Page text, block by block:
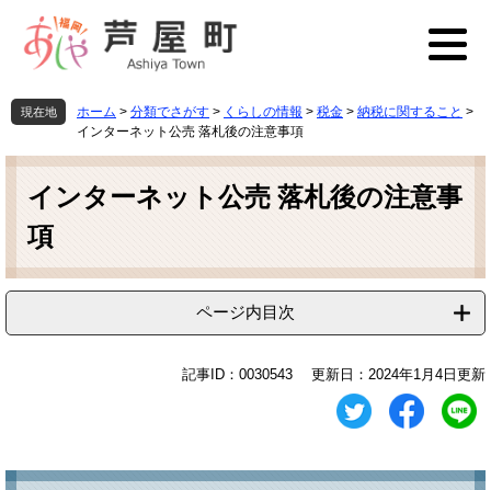
先
頭
を
飛
現在地 ホーム > 分類でさがす > くらしの情報 > 税金 > 納税に関すること >
インターネット公売 落札後の注意事項
本
インターネット公売 落札後の注意事
項
ページ内目次
記事ID：0030543 更新日：2024年1月4日更新